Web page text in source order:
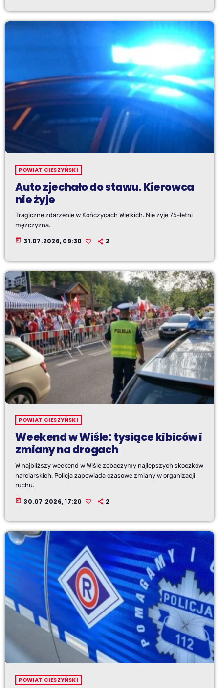
POWIAT CIESZYŃSKI
Auto zjechało do stawu. Kierowca
nie żyje
Tragiczne zdarzenie w Kończycach Wielkich. Nie żyje 75-letni
mężczyzna.
today 31.07.2026, 09:30 2
POWIAT CIESZYŃSKI
Weekend w Wiśle: tysiące kibiców i
zmiany na drogach
W najbliższy weekend w Wiśle zobaczymy najlepszych skoczków
narciarskich. Policja zapowiada czasowe zmiany w organizacji
ruchu.
today 30.07.2026, 17:20 2
POWIAT CIESZYŃSKI